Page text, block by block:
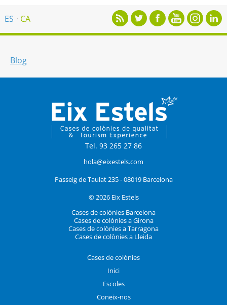
ES CA
Blog
Tel. 93 265 27 86
hola@eixestels.com
Passeig de Taulat 235 - 08019 Barcelona
© 2026 Eix Estels
Cases de colònies Barcelona
Cases de colònies a Girona
Cases de colònies a Tarragona
Cases de colònies a Lleida
Cases de colònies
Inici
Escoles
Coneix-nos